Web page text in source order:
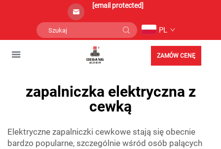
[email protected]
PL
ZAMÓW CENĘ
zapalniczka elektryczna z
cewką
Elektryczne zapalniczki cewkowe stają się obecnie
bardzo popularne, szczególnie wśród osób palących